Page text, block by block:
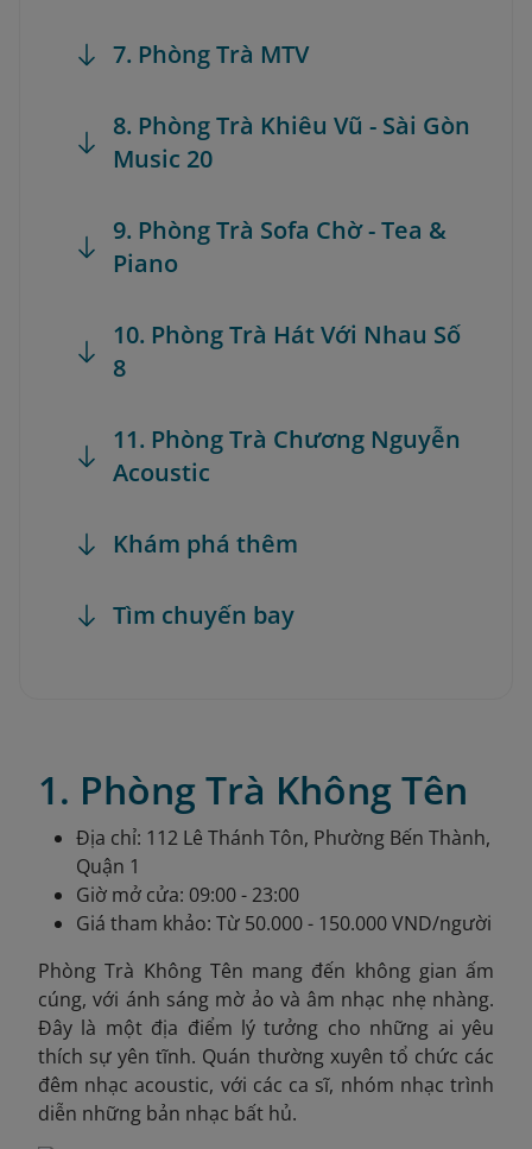
7. Phòng Trà MTV
8. Phòng Trà Khiêu Vũ - Sài Gòn
Music 20
9. Phòng Trà Sofa Chờ - Tea &
Piano
10. Phòng Trà Hát Với Nhau Số
8
11. Phòng Trà Chương Nguyễn
Acoustic
Khám phá thêm
Tìm chuyến bay
1. Phòng Trà Không Tên
Địa chỉ: 112 Lê Thánh Tôn, Phường Bến Thành,
Quận 1
Giờ mở cửa: 09:00 - 23:00
Giá tham khảo: Từ 50.000 - 150.000 VND/người
Phòng Trà Không Tên mang đến không gian ấm
cúng, với ánh sáng mờ ảo và âm nhạc nhẹ nhàng.
Đây là một địa điểm lý tưởng cho những ai yêu
thích sự yên tĩnh. Quán thường xuyên tổ chức các
đêm nhạc acoustic, với các ca sĩ, nhóm nhạc trình
diễn những bản nhạc bất hủ.